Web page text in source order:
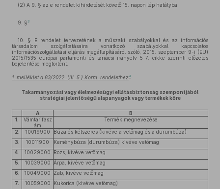
(2) A 9. § az e rendelet kihirdetését követő 15. napon lép hatályba.
9. § 3
10. § E rendelet tervezetének a műszaki szabályokkal és az információs
társadalom szolgáltatásaira vonatkozó szabályokkal kapcsolatos
információszolgáltatási eljárás megállapításáról szóló, 2015. szeptember 9-i (EU)
2015/1535 európai parlamenti és tanácsi irányelv 5–7. cikke szerinti előzetes
bejelentése megtörtént.
1. melléklet a 83/2022. (III. 5.) Korm. rendelethez4
Takarmányozási vagy élelmezésügyi ellátásbiztonság szempontjából
stratégiai jelentőségű alapanyagok vagy termékek köre
A
B
1.
Vámtarifasz
ám
Termék megnevezése
2. 10019900
Búza és kétszeres (kivéve a vetőmag és a durumbúza)
3.
10011900
Keménybúza (durumbúza) kivéve vetőmag
4.
10029000
Rozs, kivéve vetőmag
5.
10039000 Árpa, kivéve vetőmag
6.
10049000
Zab, kivéve vetőmag
7.
10059000
Kukorica (kivéve vetőmag)